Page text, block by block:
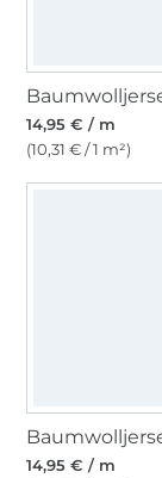
14,95 € / m
(10,31 € / 1 m²)
14,95 € / m